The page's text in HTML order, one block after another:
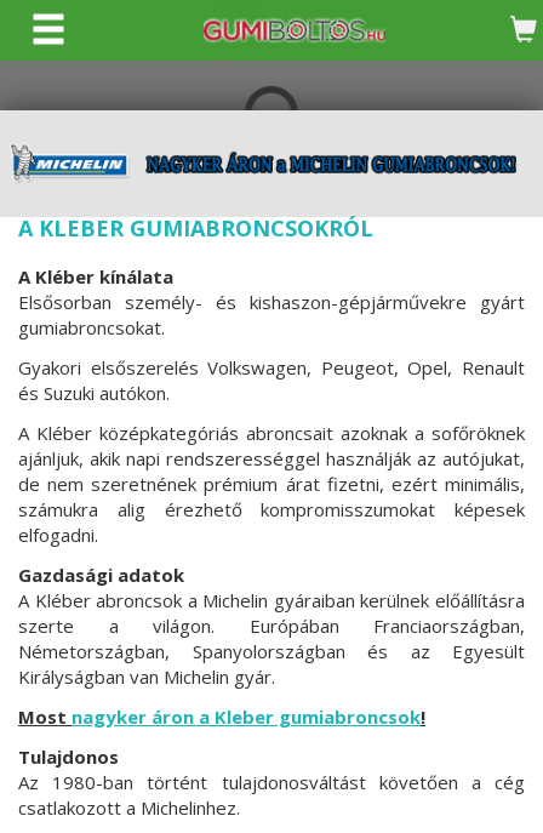
KERESÉS
A KLEBER GUMIABRONCSOKRÓL
A Kléber kínálata
Elsősorban személy- és kishaszon-gépjárművekre gyárt
gumiabroncsokat.
Gyakori elsőszerelés Volkswagen, Peugeot, Opel, Renault
és Suzuki autókon.
A Kléber középkategóriás abroncsait azoknak a sofőröknek
ajánljuk, akik napi rendszerességgel használják az autójukat,
de nem szeretnének prémium árat fizetni, ezért minimális,
számukra alig érezhető kompromisszumokat képesek
elfogadni.
Gazdasági adatok
A Kléber abroncsok a Michelin gyáraiban kerülnek előállításra
szerte a világon. Európában Franciaországban,
Németországban, Spanyolországban és az Egyesült
Királyságban van Michelin gyár.
Most nagyker áron a Kleber gumiabroncsok!
Tulajdonos
Az 1980-ban történt tulajdonosváltást követően a cég
csatlakozott a Michelinhez.